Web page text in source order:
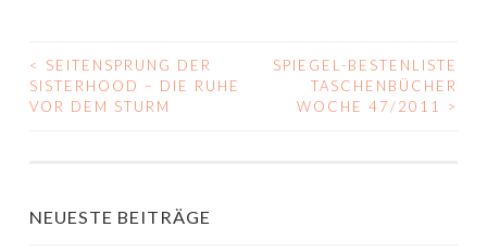
BEITRAGS-
NAVIGATION
<
SEITENSPRUNG DER
SISTERHOOD – DIE RUHE
VOR DEM STURM
SPIEGEL-BESTENLISTE
TASCHENBÜCHER
WOCHE 47/2011
>
NEUESTE BEITRÄGE